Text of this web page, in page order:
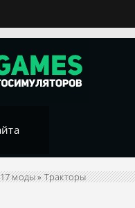
моды»Тракторы